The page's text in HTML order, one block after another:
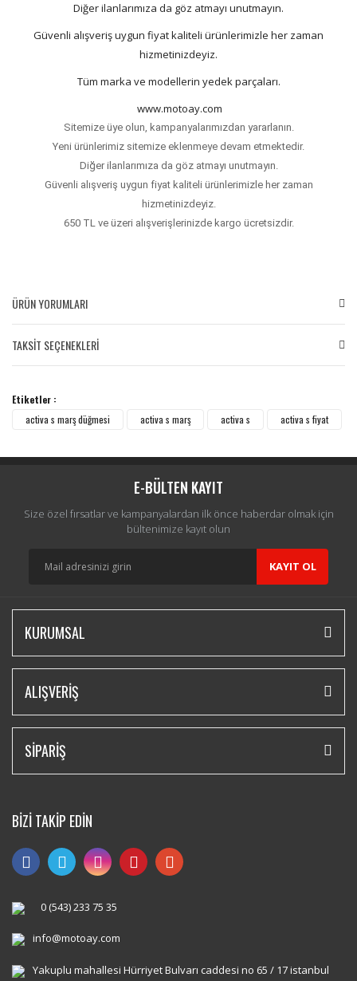
Diğer ilanlarımıza da göz atmayı unutmayın.
Güvenli alışveriş uygun fiyat kaliteli ürünlerimizle her zaman
hizmetinizdeyiz.
Tüm marka ve modellerin yedek parçaları.
www.motoay.com
Sitemize üye olun, kampanyalarımızdan yararlanın.
Yeni ürünlerimiz sitemize eklenmeye devam etmektedir.
Diğer ilanlarımıza da göz atmayı unutmayın.
Güvenli alışveriş uygun fiyat kaliteli ürünlerimizle her zaman
hizmetinizdeyiz.
650 TL ve üzeri alışverişlerinizde kargo ücretsizdir.
ÜRÜN YORUMLARI
TAKSİT SEÇENEKLERİ
Etiketler :
activa s marş düğmesi
activa s marş activa s activa s fiyat
E-BÜLTEN KAYIT
Size özel fırsatlar ve kampanyalardan ilk önce haberdar olmak için
bültenimize kayıt olun
KAYIT OL
KURUMSAL
ALIŞVERİŞ
SİPARİŞ
BİZİ TAKİP EDİN
0 (543) 233 75 35
info@motoay.com
Yakuplu mahallesi Hürriyet Bulvarı caddesi no 65 / 17 istanbul